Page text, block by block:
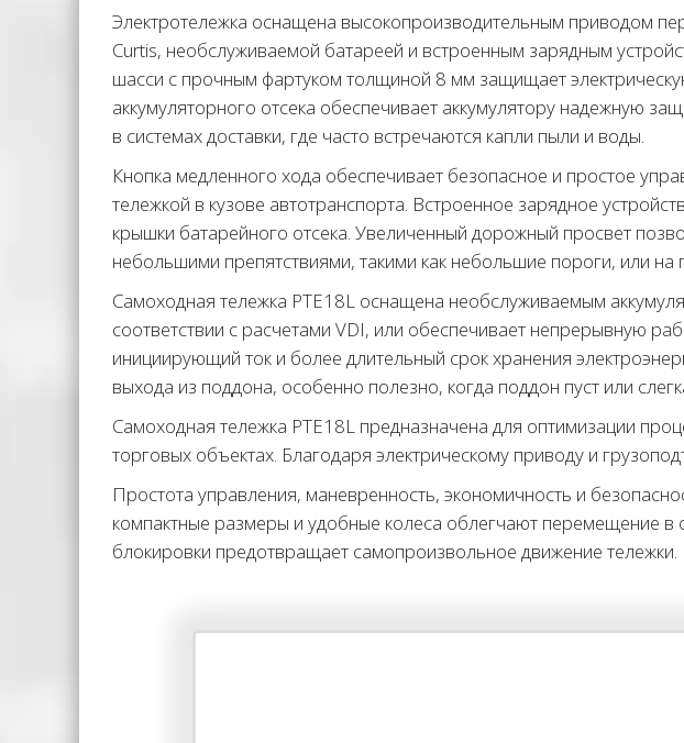
Электротележка оснащена высокопроизводительным приводом
Curtis, необслуживаемой батареей и встроенным зарядным
шасси с прочным фартуком толщиной 8 мм защищает
аккумуляторного отсека обеспечивает аккумулятору надежную
в системах доставки, где часто встречаются капли пыли и воды.
Кнопка медленного хода обеспечивает безопасное и простое
тележкой в кузове автотранспорта. Встроенное зарядное
крышки батарейного отсека. Увеличенный дорожный просвет
небольшими препятствиями, такими как небольшие пороги, или
Самоходная тележка PTE18L оснащена необслуживаемым
соответствии с расчетами VDI, или обеспечивает непрерывную
инициирующий ток и более длительный срок хранения
выхода из поддона, особенно полезно, когда поддон пуст или
Самоходная тележка PTE18L предназначена для оптимизации
торговых объектах. Благодаря электрическому приводу и
Простота управления, маневренность, экономичность и
компактные размеры и удобные колеса облегчают перемещение в
блокировки предотвращает самопроизвольное движение тележки.